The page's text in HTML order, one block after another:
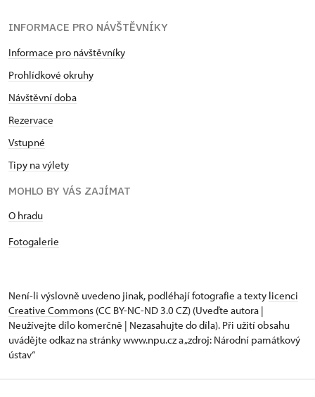
INFORMACE PRO NÁVŠTĚVNÍKY
Informace pro návštěvníky
Prohlídkové okruhy
Návštěvní doba
Rezervace
Vstupné
Tipy na výlety
MOHLO BY VÁS ZAJÍMAT
O hradu
Fotogalerie
Není-li výslovně uvedeno jinak, podléhají fotografie a texty licenci
Creative Commons (CC BY-NC-ND 3.0 CZ) (Uveďte autora |
Neužívejte dílo komerčně | Nezasahujte do díla). Při užití obsahu
uvádějte odkaz na stránky www.npu.cz a „zdroj: Národní památkový
ústav“